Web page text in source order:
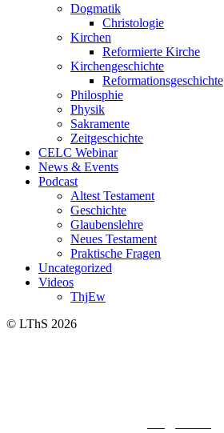
Dogmatik
Christologie
Kirchen
Reformierte Kirche
Kirchengeschichte
Reformationsgeschichte
Philosphie
Physik
Sakramente
Zeitgeschichte
CELC Webinar
News & Events
Podcast
Altest Testament
Geschichte
Glaubenslehre
Neues Testament
Praktische Fragen
Uncategorized
Videos
ThjEw
© LThS 2026